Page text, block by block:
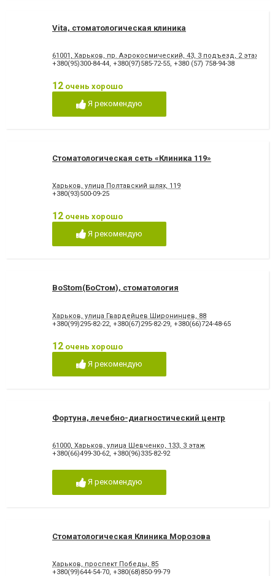
Vita, стоматологическая клиника
61001, Харьков, пр. Аэрокосмический, 43, 3 подъезд, 2 этаж
+380(95)300-84-44, +380(97)585-72-55, +380 (57) 758-94-38
12 очень хорошо
Я рекомендую
Стоматологическая сеть «Клиника 119»
Харьков, улица Полтавский шлях, 119
+380(93)500-09-25
12 очень хорошо
Я рекомендую
BoStom(БоСтом), стоматология
Харьков, улица Гвардейцев Широнинцев, 88
+380(99)295-82-22 +380(67)295-82-29 +380(66)724-48-65
12 очень хорошо
Я рекомендую
Фортуна, лечебно-диагностический центр
61000, Харьков, улица Шевченко, 133, 3 этаж
+380(66)499-30-62, +380(96)335-82-92
Я рекомендую
Стоматологическая Клиника Морозова
Харьков, проспект Победы, 85
+380(99)644-54-70, +380(68)850-99-79